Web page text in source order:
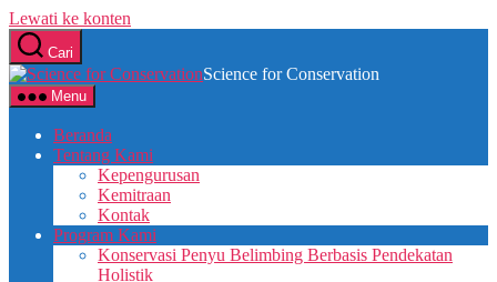
Lewati ke konten
Cari
Science for Conservation
Menu
Beranda
Tentang Kami
Kepengurusan
Kemitraan
Kontak
Program Kami
Konservasi Penyu Belimbing Berbasis Pendekatan
Holistik